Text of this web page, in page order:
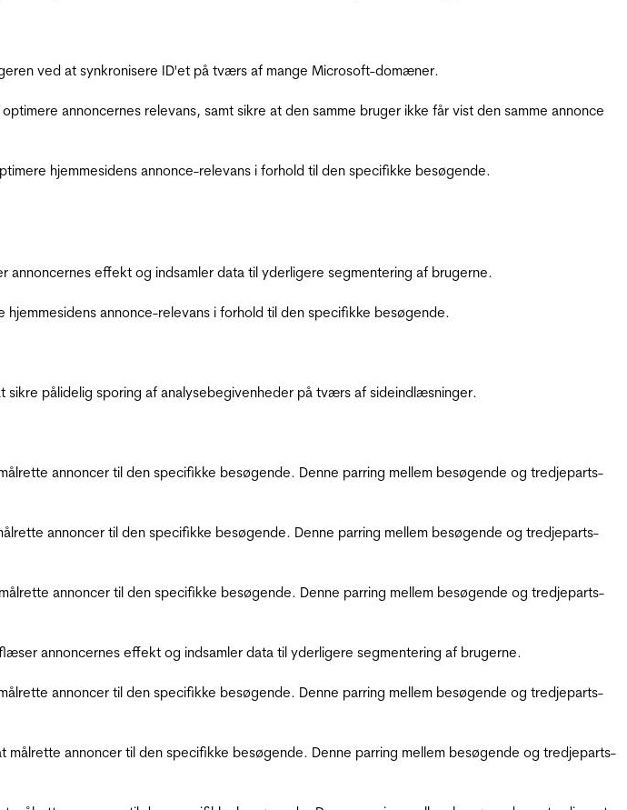
ved at synkronisere ID'et på tværs af mange Microsoft-domæner.
annoncernes relevans, samt sikre at den samme bruger ikke får vist den samme annonce
hjemmesidens annonce-relevans i forhold til den specifikke besøgende.
effekt og indsamler data til yderligere segmentering af brugerne.
annonce-relevans i forhold til den specifikke besøgende.
pålidelig sporing af analysebegivenheder på tværs af sideindlæsninger.
annoncer til den specifikke besøgende. Denne parring mellem besøgende og tredjeparts-
annoncer til den specifikke besøgende. Denne parring mellem besøgende og tredjeparts-
annoncer til den specifikke besøgende. Denne parring mellem besøgende og tredjeparts-
annoncernes effekt og indsamler data til yderligere segmentering af brugerne.
annoncer til den specifikke besøgende. Denne parring mellem besøgende og tredjeparts-
annoncer til den specifikke besøgende. Denne parring mellem besøgende og tredjeparts-